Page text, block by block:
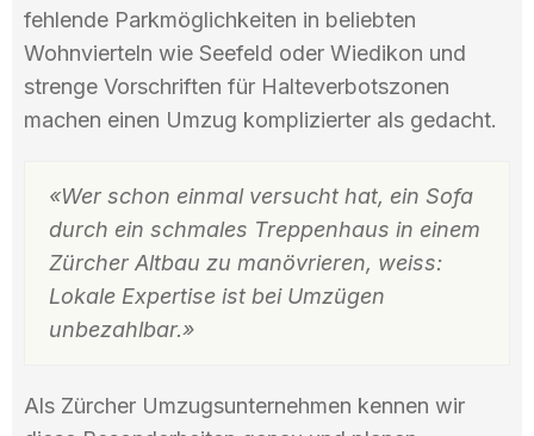
fehlende Parkmöglichkeiten in beliebten
Wohnvierteln wie Seefeld oder Wiedikon und
strenge Vorschriften für Halteverbotszonen
machen einen Umzug komplizierter als gedacht.
«Wer schon einmal versucht hat, ein Sofa
durch ein schmales Treppenhaus in einem
Zürcher Altbau zu manövrieren, weiss:
Lokale Expertise ist bei Umzügen
unbezahlbar.»
Als Zürcher Umzugsunternehmen kennen wir